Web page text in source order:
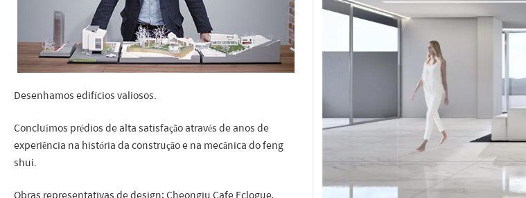
Desenhamos edifícios valiosos.
Concluímos prédios de alta satisfação através de anos de
experiência na história da construção e na mecânica do feng
shui.
Obras representativas de design: Cheongju Cafe Eclogue,